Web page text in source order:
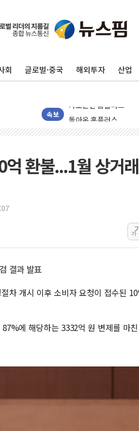
회 글로벌·중국 해외투자 산업
속보
수박으로 여름 나는 하마
캠코, 5918억원 규모
[시승기] 공간·승차감
돌아온 홈플러스
[종합] 청도 흥선리 야
라인게임즈, '콰이어트'
에어로케이항공, 청주-
KTis, 02-114로 카카
해군1함대 '창설 80주
전남광주 화정역 인근
'해병 순직 책임' 임성
환불...1월 상거
가
결과 발표
차 개시 이후 소비자 요청이 접수된 10
에 해당하는 3332억 원 변제를 마